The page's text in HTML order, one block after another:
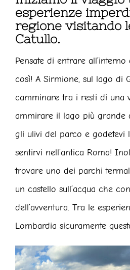
esperienze
regione visitando
Catullo.
Pensate di entrare
così! A Sirmione, sul lago di
camminare tra i resti di una
ammirare il lago più grande
gli ulivi del parco e godetevi
sentirvi nell’antica Roma!
trovare uno dei parchi
un castello sull’acqua che
dell’avventura. Tra le
Lombardia sicuramente